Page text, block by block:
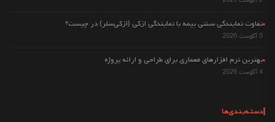
تفاوت نمایندگی سنتی بیمه با نمایندگی ازکی (ازکی‌سلر) در چیست؟
5 آگوست 2026
بهترین نرم افزارهای معماری برای طراحی و ارائه پروژه
4 آگوست 2026
دسته‌بندی‌ها